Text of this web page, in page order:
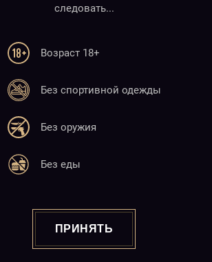
следовать...
Возраст 18+
Без спортивной одежды
Без оружия
Без еды
ПРИНЯТЬ